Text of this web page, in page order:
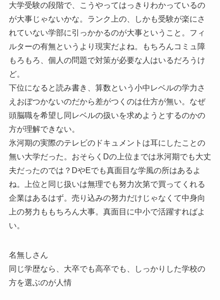
大学受験の段階で、こうやってはっきりわかっているの
が大事じゃないかな。ランク上の、しかも受験が楽にさ
れていない学部に引っかかるのが大事ということ。フィ
ルターの有無というより現実だよね。もちろんコミュ障
もろもろ、個人の問題で対策が必要な人はいるだろうけ
ど。
下位になると読み書き、算数という小中レベルの学力さ
えおぼつかないのだから差がつくのは仕方が無い。なぜ
頭脳職を希望し同レベルの扱いを求めようとするのかの
方が理解できない。
氷河期の実際のテレビのドキュメントは耳にしたことの
無い大学だった。おそらくDの上位までは氷河期でも大丈
夫だったのでは？DやEでも真面目な学風の所はあるよ
ね。上位と同じ扱いは無理でも努力次第で買ってくれる
企業はあるはず。売り込みの努力だけじゃなくて中身向
上の努力ももちろん大事。真面目に中小で活躍すればよ
い。
名無しさん
同じ学歴なら、大卒でも高卒でも、しっかりした学校の
方を選ぶのが人情